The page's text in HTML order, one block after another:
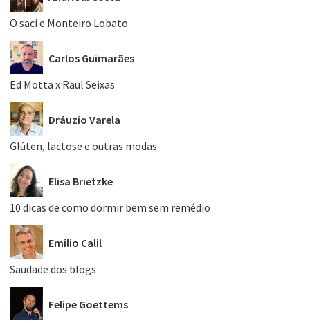
O saci e Monteiro Lobato
Carlos Guimarães
Ed Motta x Raul Seixas
Dráuzio Varela
Glúten, lactose e outras modas
Elisa Brietzke
10 dicas de como dormir bem sem remédio
Emílio Calil
Saudade dos blogs
Felipe Goettems